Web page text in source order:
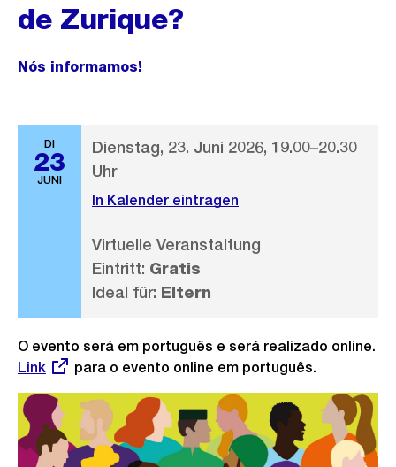
de Zurique?
Nós informamos!
DI
23
JUNI
Dienstag, 23. Juni 2026, 19.00–20.30
Uhr
In Kalender eintragen
Virtuelle Veranstaltung
Eintritt: Gratis
Ideal für: Eltern
O evento será em português e será realizado online.
Externer
Link:
Link para o evento online em português.